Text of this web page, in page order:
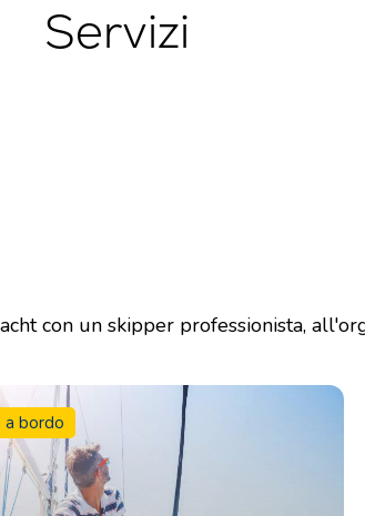
Servizi
con un skipper professionista,
a bordo